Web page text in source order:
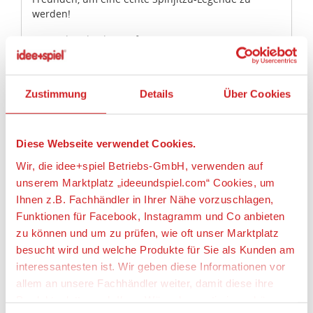
Zustimmung Details Über Cookies
Diese Webseite verwendet Cookies.
Wir, die idee+spiel Betriebs-GmbH, verwenden auf
unserem Marktplatz „ideeundspiel.com“ Cookies, um
Ihnen z.B. Fachhändler in Ihrer Nähe vorzuschlagen,
Funktionen für Facebook, Instagramm und Co anbieten
zu können und um zu prüfen, wie oft unser Marktplatz
besucht wird und welche Produkte für Sie als Kunden am
interessantesten ist. Wir geben diese Informationen vor
allem an unsere Fachhändler weiter, damit diese ihre
werden!
• Enthält Cole als Minifigur.
• Enthält einen Spinjitzu-Spinner mit baubarem Griff
Ausrüstungsständer mit einem Hammer und die
beiden Shuriken von Cole.
folgende Tricks: Handkreisel, Umkreisen, Zen-Übung,
• Denke dir eigene megastarke Herausforderungen
aus und tritt gegen deine Freunde an.
• Online findest du noch mehr Spinjitzu-Tricks und
inspirierende Videos.
• Lässt sich mit den Spinner-Sets der anderen
Spinjitzu-Meister – 70628 Spinjitzu-Meister Lloyd,
70633 Spinjitzu-Meister Kai, 70634 Spinjitzu-
Meisterin Nya, 70635 Spinjitzu-Meister Jay und
70636 Spinjitzu-Meister Zane – kombinieren, damit
die Ninjas ihre Kräfte messen können.